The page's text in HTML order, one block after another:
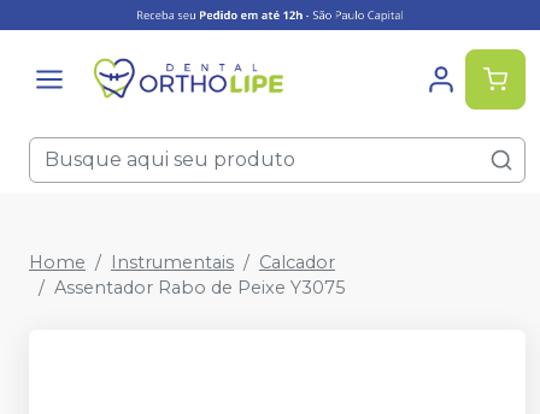
Home Instrumentais
Calcador
Assentador Rabo de Peixe Y3075